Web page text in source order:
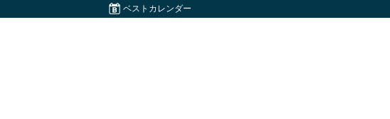
ベストカレンダー